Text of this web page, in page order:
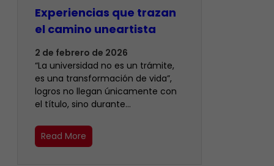
Experiencias que trazan
el camino uneartista
2 de febrero de 2026
“La universidad no es un trámite,
es una transformación de vida”,
logros no llegan únicamente con
el título, sino durante…
Read More